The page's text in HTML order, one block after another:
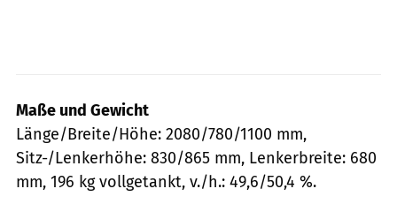
Maße und Gewicht
Länge/Breite/Höhe: 2080/780/1100 mm,
Sitz-/Lenkerhöhe: 830/865 mm, Lenkerbreite: 680
mm, 196 kg vollgetankt, v./h.: 49,6/50,4 %.